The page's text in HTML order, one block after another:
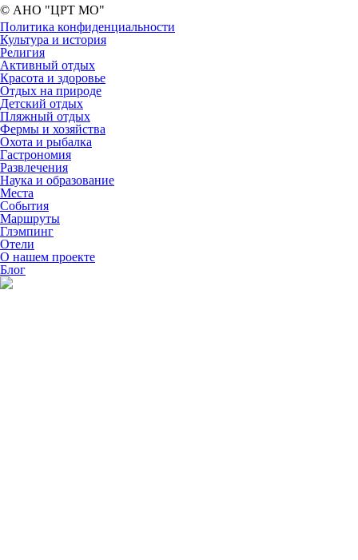
© АНО "ЦРТ МО"
Политика конфиденциальности
Культура и история
Религия
Активный отдых
Красота и здоровье
Отдых на природе
Детский отдых
Пляжный отдых
Фермы и хозяйства
Охота и рыбалка
Гастрономия
Развлечения
Наука и образование
Места
События
Маршруты
Глэмпинг
Отели
О нашем проекте
Блог